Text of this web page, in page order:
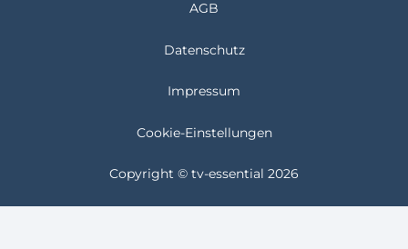
AGB
Datenschutz
Impressum
Cookie-Einstellungen
Copyright © tv-essential 2026